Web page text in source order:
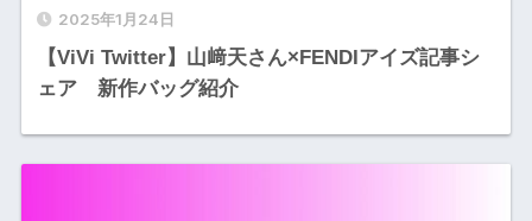
2025年1月24日
【ViVi Twitter】山﨑天さん×FENDIアイズ記事シ
ェア 新作バッグ紹介